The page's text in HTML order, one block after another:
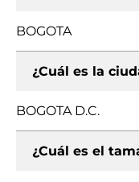
BOGOTA
¿Cuál es la
BOGOTA D.C.
¿Cuál es el